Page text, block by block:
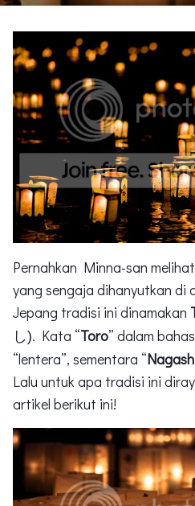
Pernahkan Minna-san
yang sengaja dihanyutkan di
Jepang tradisi ini dinamakan
し). Kata “Toro” dalam
“lentera”, sementara “
Lalu untuk apa tradisi ini
artikel berikut ini!